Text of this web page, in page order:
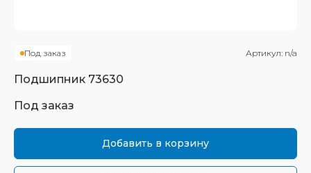
Под заказ Артикул: n/a
Подшипник 73630
Под заказ
Добавить в корзину